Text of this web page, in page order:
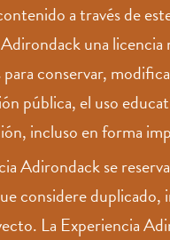
a través de
una
conservar,
pública, el uso
incluso en forma
Adirondack se
considere duplicado,
La Experiencia